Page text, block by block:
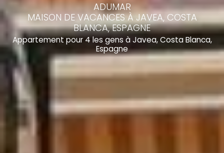
ADUMAR
MAISON DE VACANCES À JAVEA, COSTA
BLANCA, ESPAGNE
Appartement pour 4 les gens à Javea, Costa Blanca,
Espagne